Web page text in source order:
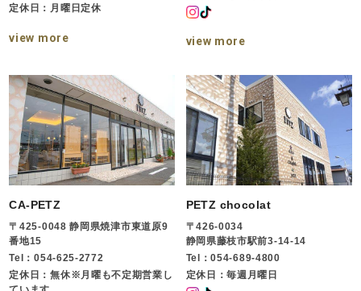
定休日：月曜日定休
view more view more
CA-PETZ
〒425-0048 静岡県焼津市東道原9
番地15
Tel：054-625-2772
定休日：無休※月曜も不定期営業し
PETZ chocolat
〒426-0034
静岡県藤枝市駅前3-14-14
Tel：054-689-4800
定休日：毎週月曜日